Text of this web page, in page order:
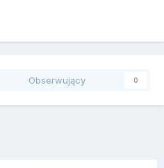
Obserwujący 0